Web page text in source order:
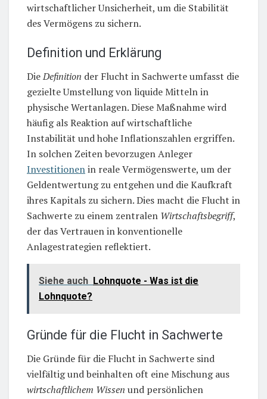
wirtschaftlicher Unsicherheit, um die Stabilität
des Vermögens zu sichern.
Definition und Erklärung
DieDefinition der Flucht in Sachwerte umfasst die
gezielte Umstellung von liquide Mitteln in
physische Wertanlagen. Diese Maßnahme wird
häufig als Reaktion auf wirtschaftliche
Instabilität und hohe Inflationszahlen ergriffen.
In solchen Zeiten bevorzugen Anleger
Investitionenin reale Vermögenswerte, um der
Geldentwertung zu entgehen und die Kaufkraft
ihres Kapitals zu sichern. Dies macht die Flucht in
Sachwerte zu einem zentralen Wirtschaftsbegriff,
der das Vertrauen in konventionelle
Anlagestrategien reflektiert.
Siehe auch Lohnquote - Was ist die
Lohnquote?
Gründe für die Flucht in Sachwerte
Die Gründe für die Flucht in Sachwerte sind
vielfältig und beinhalten oft eine Mischung aus
wirtschaftlichem Wissen und persönlichen